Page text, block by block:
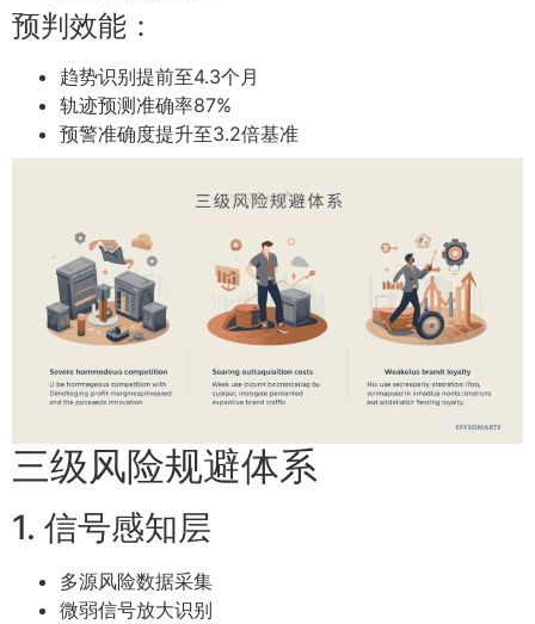
预判效能：
趋势识别提前至4.3个月
轨迹预测准确率87%
预警准确度提升至3.2倍基准
三级风险规避体系
1. 信号感知层
多源风险数据采集
微弱信号放大识别